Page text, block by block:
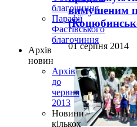
вимушеним
01 серпня 2014
благочиння
Парафії
Фастівського
благочиння
Архів
новин
Архів
до
червня
2013
Новини
кількох